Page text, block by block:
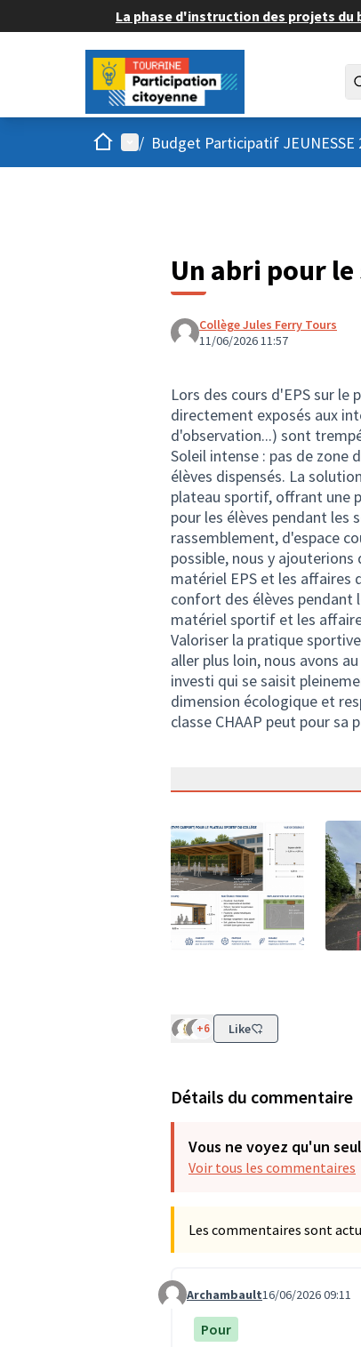
La phase d'instruction des projets du
AccueilMenu principal
/ Budget Participatif JEUNESSE
Un abri pour
Collège Jules Ferry Tours
11/06/2026 11:57
Lors des cours d'EPS sur
directement exposés aux
d'observation...) sont
Soleil intense : pas de zone
élèves dispensés. La
plateau sportif, offrant une
pour les élèves pendant les
rassemblement, d'espace
possible, nous y
matériel EPS et les affaires
confort des élèves pendant
matériel sportif et les
Valoriser la pratique
aller plus loin, nous avons
investi qui se saisit
dimension écologique et
classe CHAAP peut pour
+6 Like
Détails du commentaire
Vous ne voyez qu'un
Voir tous les commentaires
Les commentaires sont
Commentaire 2028
Archambault16/06/2026 09:11
Pour